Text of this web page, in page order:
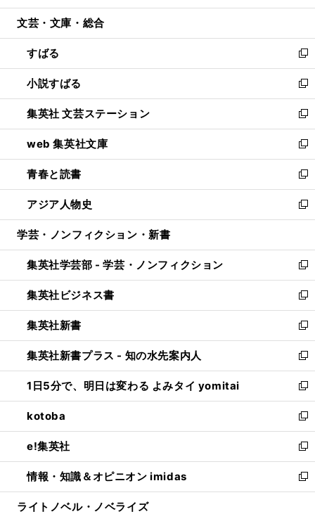
開
ウ
開
く
ン
ウ
で
開
く
ウ
ン
ド
ウ
で
開
く
文芸・文庫・総合
すばる
新
し
い
ウ
ィ
ン
ド
ウ
で
開
く
小説すばる
新
し
い
ウ
ィ
ン
ド
ウ
で
開
集英社 文芸ステーション
新
し
い
ウ
ィ
ン
ド
ウ
開
く
web 集英社文庫
新
し
い
ウ
ィ
ン
ウ
で
開
く
青春と読書
新
し
い
ウ
ン
ド
ウ
で
開
く
アジア人物史
新
し
ウ
ィ
ン
ド
ウ
で
開
く
学芸・ノンフィクション・新書
集英社学芸部 - 学芸・ノンフィクション
新
し
い
ウ
ィ
ン
ド
ウ
で
開
く
集英社ビジネス書
新
し
い
ウ
ィ
ン
ド
ウ
で
開
く
集英社新書
新
し
い
ウ
ィ
ン
ド
ウ
で
開
く
集英社新書プラス - 知の水先案内人
新
し
い
ウ
ィ
ン
ド
ウ
で
開
1日5分で、明日は変わる よみタイ yomitai
新
し
い
ウ
ィ
ン
ド
ウ
kotoba
新
し
い
ウ
ィ
ン
e!集英社
新
し
い
ウ
情報・知識＆オピニオン imidas
新
し
ライトノベル・ノベライズ